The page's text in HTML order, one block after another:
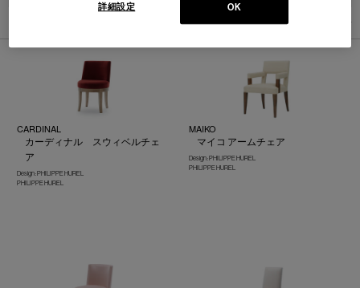
件あります
CARDINAL
カーディナル スウィベルチェ
ア
Design : PHILIPPE HUREL
PHILIPPE HUREL
MAIKO
マイコ アームチェア
Design : PHILIPPE HUREL
PHILIPPE HUREL
OK
詳細設定